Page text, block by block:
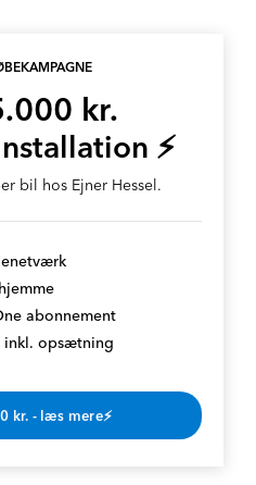
kr.
⚡
bil hos Ejner Hessel.
abonnement
inkl. opsætning
kr. - læs mere⚡